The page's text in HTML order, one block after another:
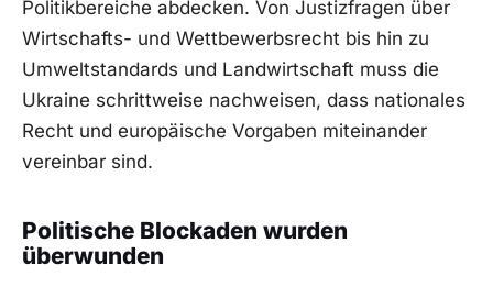
Politikbereiche abdecken. Von Justizfragen über
Wirtschafts- und Wettbewerbsrecht bis hin zu
Umweltstandards und Landwirtschaft muss die
Ukraine schrittweise nachweisen, dass nationales
Recht und europäische Vorgaben miteinander
vereinbar sind.
Politische Blockaden wurden
überwunden